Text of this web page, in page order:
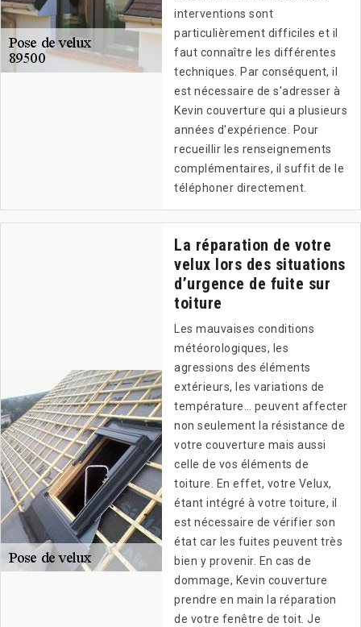
interventions sont
particulièrement difficiles et il
faut connaître les différentes
techniques. Par conséquent, il
est nécessaire de s'adresser à
Kevin couverture qui a plusieurs
années d'expérience. Pour
recueillir les renseignements
complémentaires, il suffit de le
téléphoner directement.
La réparation de votre
velux lors des situations
d’urgence de fuite sur
toiture
Les mauvaises conditions
météorologiques, les
agressions des éléments
extérieurs, les variations de
température… peuvent affecter
non seulement la résistance de
votre couverture mais aussi
celle de vos éléments de
toiture. En effet, votre Velux,
étant intégré à votre toiture, il
est nécessaire de vérifier son
état car les fuites peuvent très
bien y provenir. En cas de
dommage, Kevin couverture
prendre en main la réparation
de votre fenêtre de toit. Je